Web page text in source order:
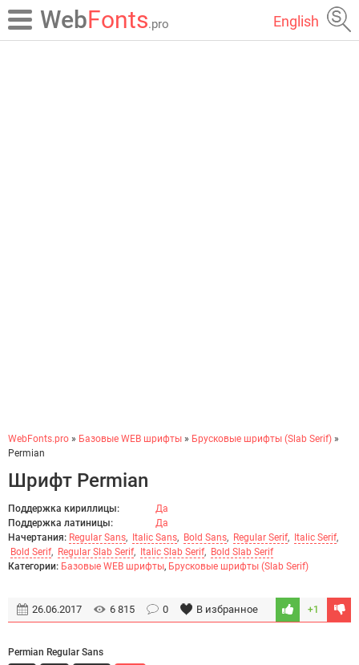
WebFonts.pro English
WebFonts.pro » Базовые WEB шрифты » Брусковые шрифты (Slab Serif) »
Permian
Шрифт Permian
Поддержка кириллицы:
Да
Поддержка латиницы:
Да
Начертания: Regular Sans, Italic Sans, Bold Sans, Regular Serif, Italic Serif,
Bold Serif, Regular Slab Serif, Italic Slab Serif, Bold Slab Serif
Категории: Базовые WEB шрифты, Брусковые шрифты (Slab Serif)
26.06.2017 6 815 0 В избранное +1
Permian Regular Sans